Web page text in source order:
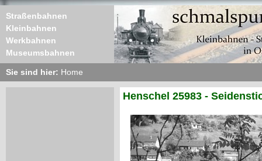
Straßenbahnen
Kleinbahnen
Werkbahnen
Museumsbahnen
Sie sind hier: Home
Henschel 25983 -